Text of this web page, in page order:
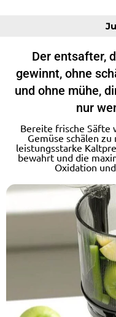
Der entsafter,
gewinnt, ohne
und ohne mühe,
nur
Bereite frische Säfte
Gemüse schälen
leistungsstarke
bewahrt und die
Oxidation